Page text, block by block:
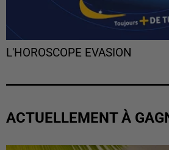
L'HOROSCOPE EVASION
ACTUELLEMENT À